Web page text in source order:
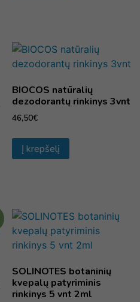
BIOCOS natūralių
dezodorantų rinkinys 3vnt
46,50€
Į krepšelį
SOLINOTES botaninių
kvepalų patyriminis
rinkinys 5 vnt 2ml